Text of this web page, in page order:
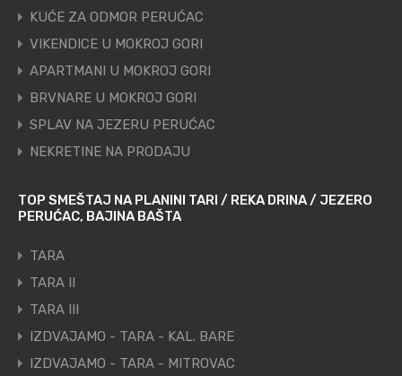
KUĆE ZA ODMOR PERUĆAC
VIKENDICE U MOKROJ GORI
APARTMANI U MOKROJ GORI
BRVNARE U MOKROJ GORI
SPLAV NA JEZERU PERUĆAC
NEKRETINE NA PRODAJU
TOP SMEŠTAJ NA PLANINI TARI / REKA DRINA / JEZERO
PERUĆAC, BAJINA BAŠTA
TARA
TARA II
TARA III
IZDVAJAMO - TARA - KAL. BARE
IZDVAJAMO - TARA - MITROVAC